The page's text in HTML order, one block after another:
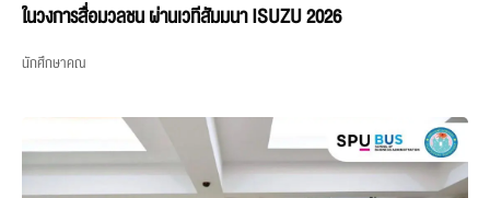
ในวงการสื่อมวลชน ผ่านเวทีสัมมนา ISUZU 2026
นักศึกษาคณ